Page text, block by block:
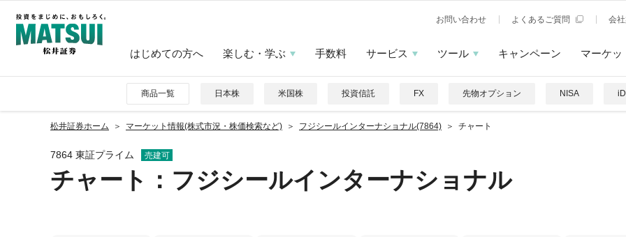
お問い合わせ よくあるご質問 会
はじめての方へ 楽しむ・学ぶ 手数料 サービス ツール キャンペーン マーケッ
商品一覧 日本株 米国株 投資信託 FX 先物オプション NISA
松井証券ホーム マーケット情報(株式市況・株価検索など) フジシールインターナショナル(7864) チャート
7864 東証プライム 売建可
チャート： フジシールインターナショナル